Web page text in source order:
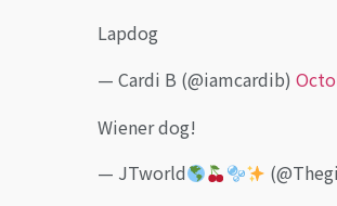
Lapdog
— Cardi B (@iamcardib)
Wiener dog!
— JTworld